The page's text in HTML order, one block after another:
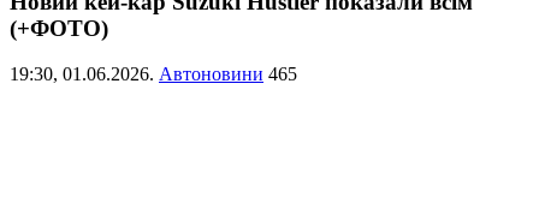
(+ФОТО)
19:30, 01.06.2026. Автоновини 465